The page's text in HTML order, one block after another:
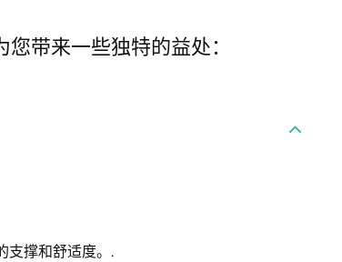
带来一些独特的益处：
支撑和舒适度。.